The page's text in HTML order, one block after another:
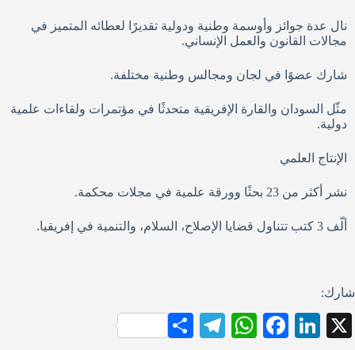
نال عدة جوائز وأوسمة وطنية ودولية تقديرًا لعطائه المتميز في
مجالات القانون والعمل الإنساني.
شارك عضوًا في لجان ومجالس وطنية مختلفة.
مثّل السودان والقارة الإفريقية متحدثًا في مؤتمرات ولقاءات علمية
دولية.
الإنتاج العلمي
نشر أكثر من 23 بحثًا وورقة علمية في مجلات محكمة.
ألّف 3 كتب تتناول قضايا الإصلاح، السلام، والتنمية في إفريقيا.
شارك:
X
Li
Fa
W
Te